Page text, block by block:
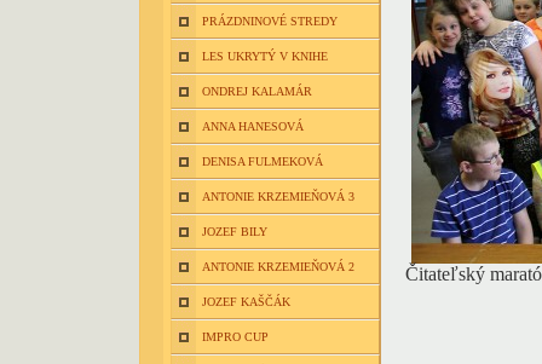
PRÁZDNINOVÉ STREDY
LES UKRYTÝ V KNIHE
ONDREJ KALAMÁR
ANNA HANESOVÁ
DENISA FULMEKOVÁ
ANTONIE KRZEMIEŇOVÁ 3
JOZEF BILY
ANTONIE KRZEMIEŇOVÁ 2
JOZEF KAŠČÁK
IMPRO CUP
Čitateľský